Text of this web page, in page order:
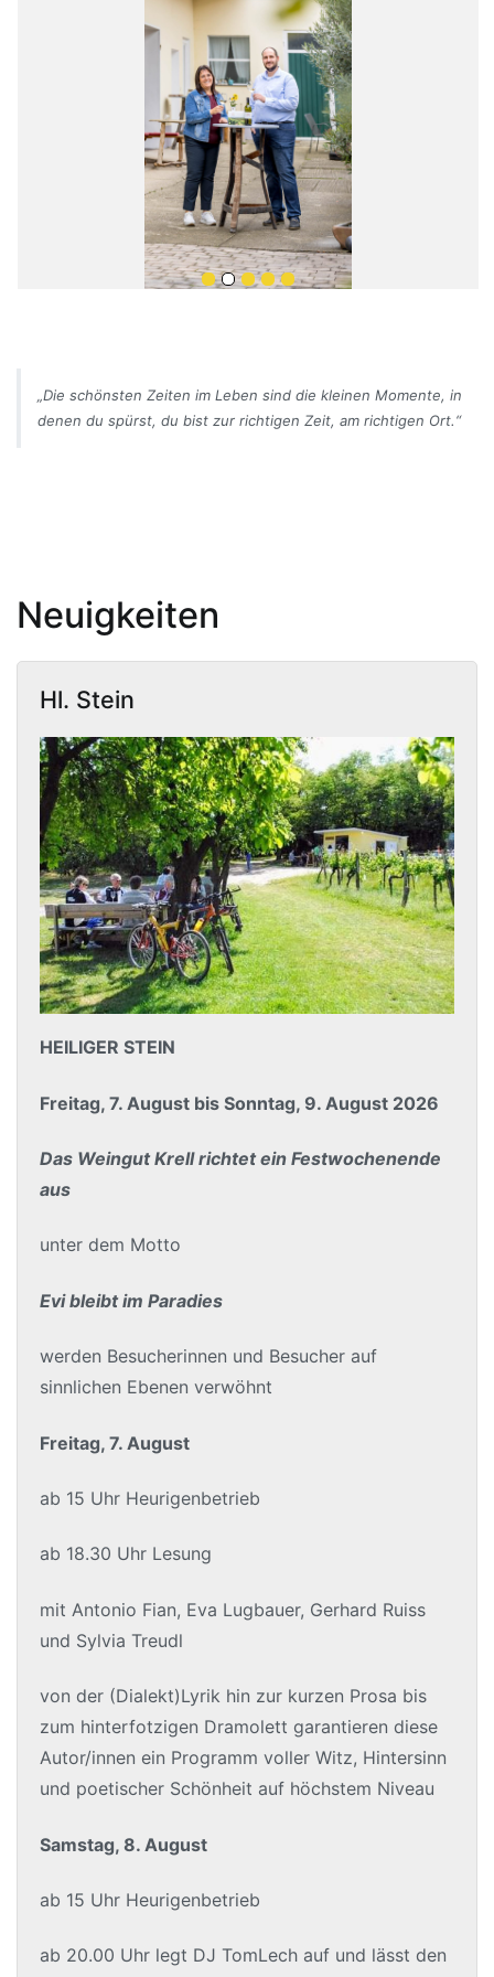
„Die schönsten Zeiten im Leben sind die kleinen Momente, in
denen du spürst, du bist zur richtigen Zeit, am richtigen Ort.“
Neuigkeiten
Hl. Stein
HEILIGER STEIN
Freitag, 7. August bis Sonntag, 9. August 2026
Das Weingut Krell richtet ein Festwochenende
aus
unter dem Motto
Evi bleibt im Paradies
werden Besucherinnen und Besucher auf
sinnlichen Ebenen verwöhnt
Freitag, 7. August
ab 15 Uhr Heurigenbetrieb
ab 18.30 Uhr Lesung
mit Antonio Fian, Eva Lugbauer, Gerhard Ruiss
und Sylvia Treudl
von der (Dialekt)Lyrik hin zur kurzen Prosa bis
zum hinterfotzigen Dramolett garantieren diese
Autor/innen ein Programm voller Witz, Hintersinn
und poetischer Schönheit auf höchstem Niveau
Samstag, 8. August
ab 15 Uhr Heurigenbetrieb
ab 20.00 Uhr legt DJ TomLech auf und lässt den